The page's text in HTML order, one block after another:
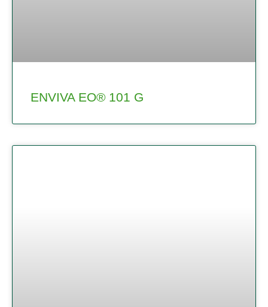
ENVIVA EO® 101 G